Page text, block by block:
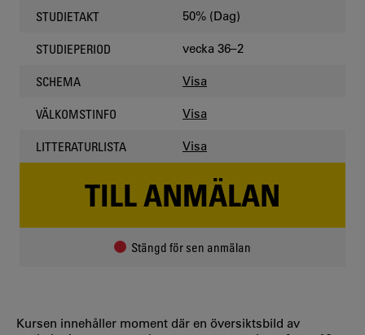
STUDIETAKT 50% (Dag)
STUDIEPERIOD vecka 36–2
SCHEMA Visa
VÄLKOMSTINFO Visa
LITTERATURLISTA Visa
TILL ANMÄLAN
Stängd för sen anmälan
Kursen innehåller moment där en översiktsbild av